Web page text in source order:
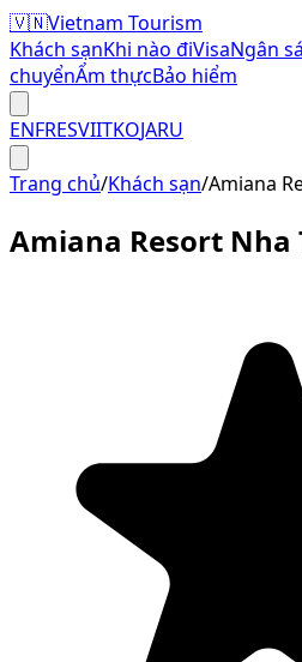
🇻🇳Vietnam Tourism
Khách sạnKhi nào điVisaNgân
chuyểnẨm thựcBảo hiểm
ENFRESVIITKOJARU
Trang chủ/Khách sạn/Amiana
Amiana Resort Nha